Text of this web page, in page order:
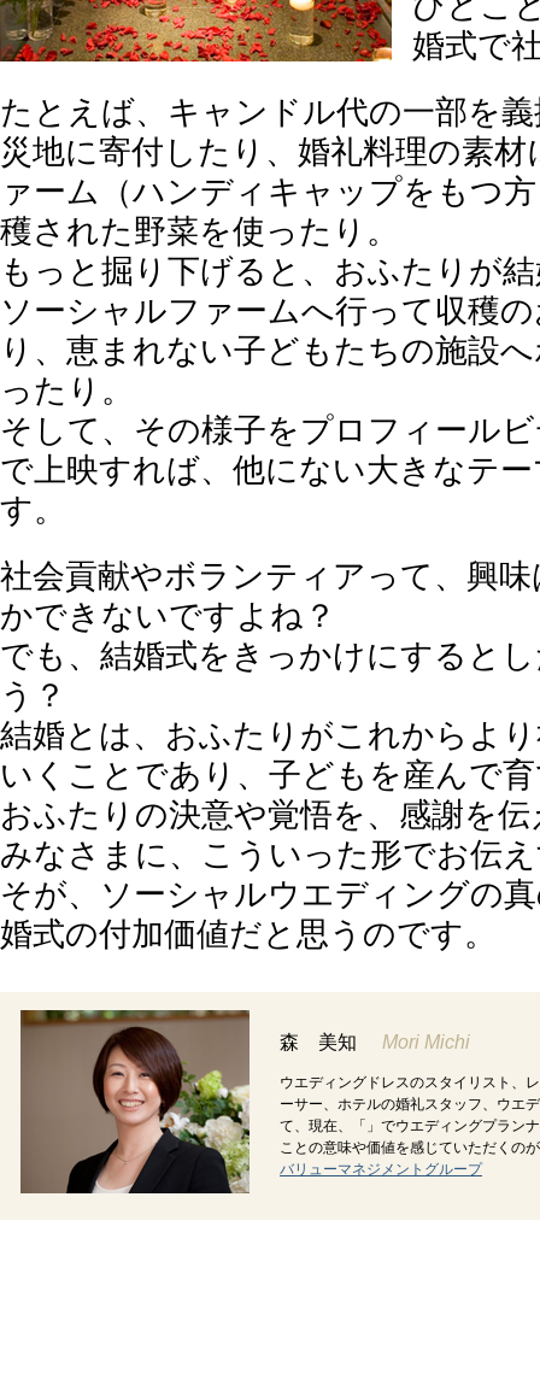
婚式で
たとえば、キャンドル代の一部を
災地に寄付したり、婚礼料理の素
ァーム（ハンディキャップをもつ
穫された野菜を使ったり。
もっと掘り下げると、おふたりが
ソーシャルファームへ行って収穫
り、恵まれない子どもたちの施設
ったり。
そして、その様子をプロフィール
で上映すれば、他にない大きなテ
す。
社会貢献やボランティアって、興
かできないですよね？
でも、結婚式をきっかけにすると
う？
結婚とは、おふたりがこれからよ
いくことであり、子どもを産んで
おふたりの決意や覚悟を、感謝を
みなさまに、こういった形でお伝
そが、ソーシャルウエディングの
婚式の付加価値だと思うのです。
森 美知 Mori Michi
ウエディングドレスのスタイリスト、
ーサー、ホテルの婚礼スタッフ、ウエ
て、現在、「 」でウエディングプラン
ことの意味や価値を感じていただくの
バリューマネジメントグループ